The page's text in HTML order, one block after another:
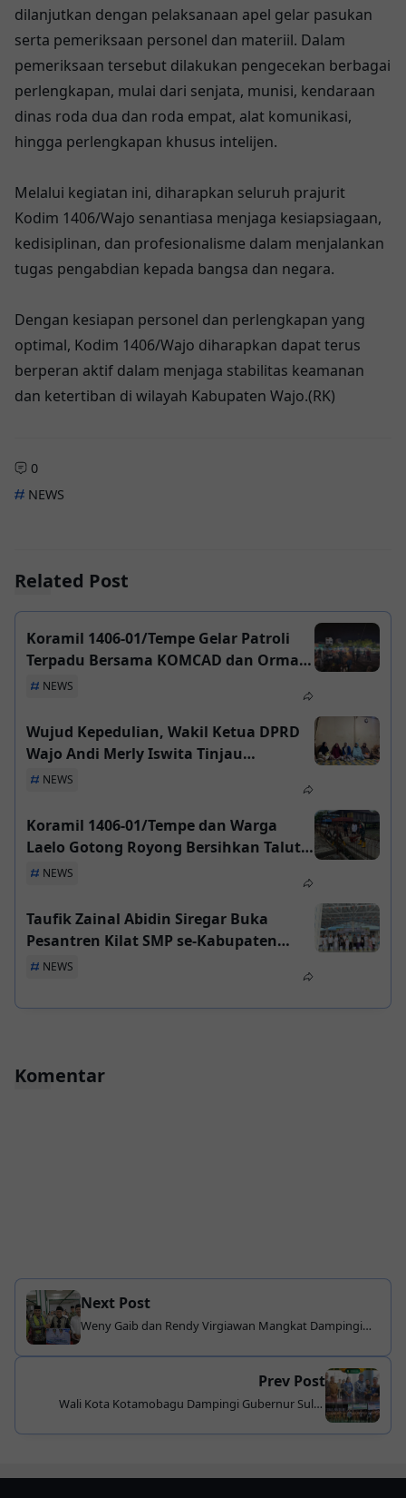
dilanjutkan dengan pelaksanaan apel gelar pasukan
serta pemeriksaan personel dan materiil. Dalam
pemeriksaan tersebut dilakukan pengecekan berbagai
perlengkapan, mulai dari senjata, munisi, kendaraan
dinas roda dua dan roda empat, alat komunikasi,
hingga perlengkapan khusus intelijen.
Melalui kegiatan ini, diharapkan seluruh prajurit
Kodim 1406/Wajo senantiasa menjaga kesiapsiagaan,
kedisiplinan, dan profesionalisme dalam menjalankan
tugas pengabdian kepada bangsa dan negara.
Dengan kesiapan personel dan perlengkapan yang
optimal, Kodim 1406/Wajo diharapkan dapat terus
berperan aktif dalam menjaga stabilitas keamanan
dan ketertiban di wilayah Kabupaten Wajo.(RK)
0
NEWS
Related Post
Koramil 1406-01/Tempe Gelar Patroli
Terpadu Bersama KOMCAD dan Ormas,
Perkuat Stabilitas Wilayah
NEWS
Wujud Kepedulian, Wakil Ketua DPRD
Wajo Andi Merly Iswita Tinjau
Langsung dan Beri Bantuan Korban
NEWS
Koramil 1406-01/Tempe dan Warga
Laelo Gotong Royong Bersihkan Talut,
Cegah Genangan Saat Musim Hujan
NEWS
Taufik Zainal Abidin Siregar Buka
Pesantren Kilat SMP se-Kabupaten
Asahan 2026
NEWS
Komentar
Next Post
Weny Gaib dan Rendy Virgiawan Mangkat Dampingi
Prev Post
Wali Kota Kotamobagu Dampingi Gubernur Sulut